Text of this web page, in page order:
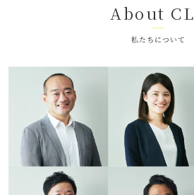
About
私たちについて